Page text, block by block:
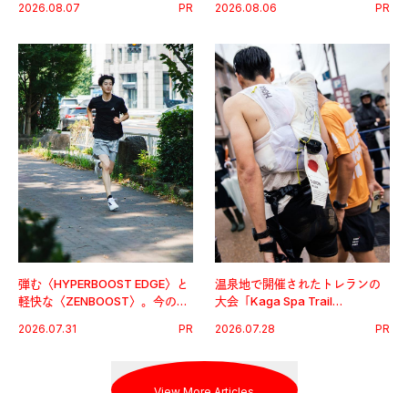
グ習慣。
2026.08.07 PR 2026.08.06 PR
弾む〈HYPERBOOST EDGE〉と
軽快な〈ZENBOOST〉。今の時
出した新機軸。
2026.07.31 PR
温泉地で開催されたトレランの
大会「Kaga Spa Trail
戦を夢見るランナーたちの奮闘
2026.07.28 PR